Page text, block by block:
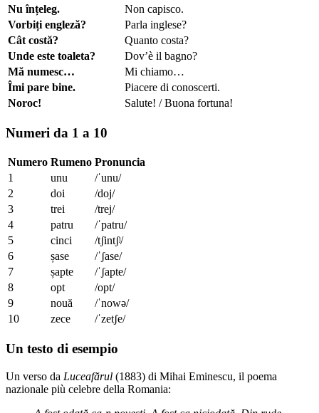
Nu înțeleg.
Non capisco.
Vorbiți engleză?
Parla inglese?
Cât costă?
Quanto costa?
Unde este toaleta?
Dov’è il bagno?
Mă numesc…
Mi chiamo…
Îmi pare bine.
Piacere di conoscerti.
Noroc!
Salute! / Buona fortuna!
Numeri da 1 a 10
Numero Rumeno Pronuncia
1
unu
/ˈunu/
2
doi
/doj/
3
trei
/trej/
4
patru
/ˈpatru/
5
cinci
/tʃintʃʲ/
6
șase
/ˈʃase/
7
șapte
/ˈʃapte/
8
opt
/opt/
9
nouă
/ˈnowə/
10
zece /ˈzetʃe/
Un testo di esempio
Un verso da Luceafărul (1883) di Mihai Eminescu, il poema
nazionale più celebre della Romania: